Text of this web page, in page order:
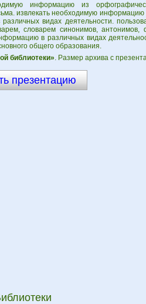
информацию из
извлекать необходимую
видах деятельности.
словарем синонимов, антонимов,
в различных видах
общего образования.
библиотеки». Размер архива с
презентацию